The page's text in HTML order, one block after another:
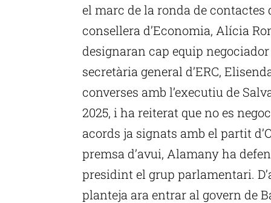
el marc de la ronda de
consellera d’Economia, Alícia
designaran cap equip
secretària general d’ERC,
converses amb l’executiu de
2025, i ha reiterat que no es
acords ja signats amb el partit
premsa d’avui, Alamany ha
presidint el grup parlamentari.
planteja ara entrar al govern de